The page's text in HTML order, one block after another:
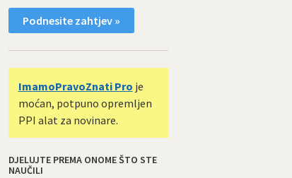
Podnesite zahtjev »
ImamoPravoZnati Pro je
moćan, potpuno opremljen
PPI alat za novinare.
DJELUJTE PREMA ONOME ŠTO STE
NAUČILI